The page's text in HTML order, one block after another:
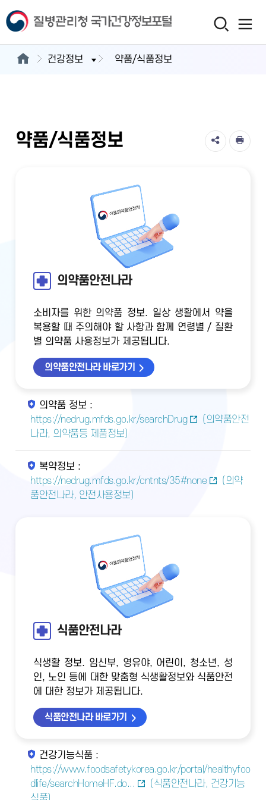
건강정보 약품/식품정보
약품/식품정보
의약품안전나라
소비자를 위한 의약품 정보. 일상 생활에서 약을
복용할 때 주의해야 할 사항과 함께 연령별 / 질환
별 의약품 사용정보가 제공됩니다.
의약품안전나라 바로가기
의약품 정보 :
https://nedrug.mfds.go.kr/searchDrug
(의약품안전
나라, 의약품등 제품정보)
복약정보 :
https://nedrug.mfds.go.kr/cntnts/35#none
(의약
품안전나라, 안전사용정보)
식품안전나라
식생활 정보. 임신부, 영유야, 어린이, 청소년, 성
인, 노인 등에 대한 맞춤형 식생활정보와 식품안전
에 대한 정보가 제공됩니다.
식품안전나라 바로가기
건강기능식품 :
https://www.foodsafetykorea.go.kr/portal/healthyfoo
dlife/searchHomeHF.do...
(식품안전나라, 건강기능